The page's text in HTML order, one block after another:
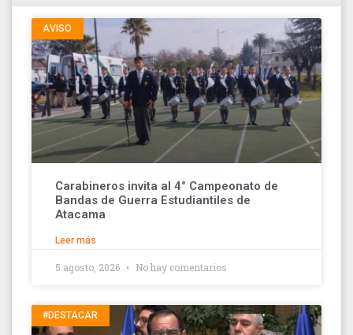
AVISO
Carabineros invita al 4° Campeonato de
Bandas de Guerra Estudiantiles de
Atacama
Leer más
5 agosto, 2026 No hay comentarios
#DESTACAR